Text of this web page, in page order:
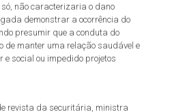
não caracterizaria o dano
demonstrar a ocorrência do
presumir que a conduta do
de manter uma relação saudável e
social ou impedido projetos
revista da securitária, ministra